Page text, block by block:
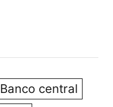
Banco central